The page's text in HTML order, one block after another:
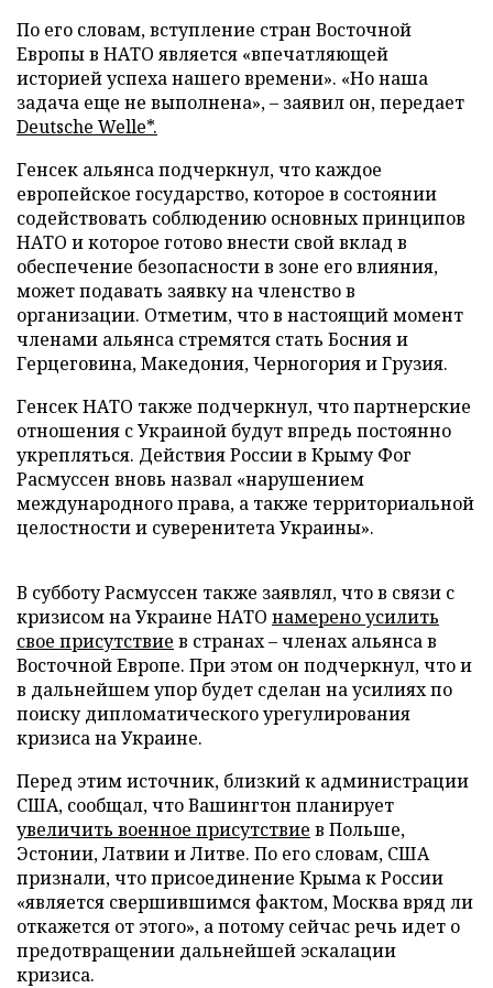
По его словам, вступление стран Восточной
Европы в НАТО является «впечатляющей
историей успеха нашего времени». «Но наша
задача еще не выполнена», – заявил он, передает
Deutsche Welle*.
Генсек альянса подчеркнул, что каждое
европейское государство, которое в состоянии
содействовать соблюдению основных принципов
НАТО и которое готово внести свой вклад в
обеспечение безопасности в зоне его влияния,
может подавать заявку на членство в
организации. Отметим, что в настоящий момент
членами альянса стремятся стать Босния и
Герцеговина, Македония, Черногория и Грузия.
Генсек НАТО также подчеркнул, что партнерские
отношения с Украиной будут впредь постоянно
укрепляться. Действия России в Крыму Фог
Расмуссен вновь назвал «нарушением
международного права, а также территориальной
целостности и суверенитета Украины».
В субботу Расмуссен также заявлял, что в связи с
кризисом на Украине НАТО намерено усилить
свое присутствие в странах – членах альянса в
Восточной Европе. При этом он подчеркнул, что и
в дальнейшем упор будет сделан на усилиях по
поиску дипломатического урегулирования
кризиса на Украине.
Перед этим источник, близкий к администрации
США, сообщал, что Вашингтон планирует
увеличить военное присутствие в Польше,
Эстонии, Латвии и Литве. По его словам, США
признали, что присоединение Крыма к России
«является свершившимся фактом, Москва вряд ли
откажется от этого», а потому сейчас речь идет о
предотвращении дальнейшей эскалации
кризиса.